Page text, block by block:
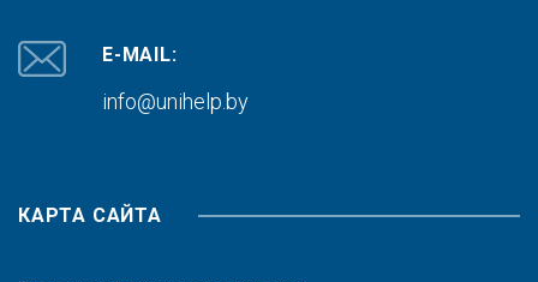
E-MAIL:
info@unihelp.by
КАРТА САЙТА